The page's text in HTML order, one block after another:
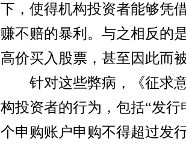
下，使得机构投资者能够凭
赚不赔的暴利。与之相反的
高价买入股票，甚至因此而
针对这些弊病，《征求意
构投资者的行为，包括“发
个申购账户申购不得超过发